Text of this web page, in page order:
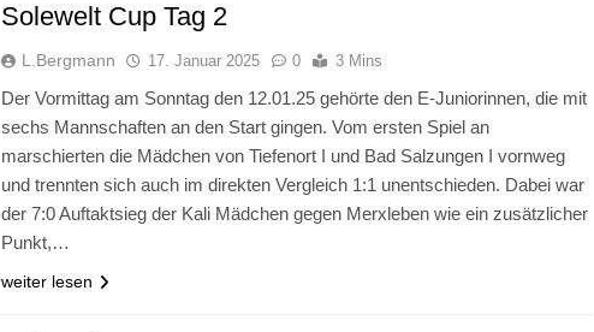
Solewelt Cup Tag 2
L.Bergmann 17. Januar 2025 0 3 Mins
Der Vormittag am Sonntag den 12.01.25 gehörte den E-Juniorinnen, die mit
sechs Mannschaften an den Start gingen. Vom ersten Spiel an
marschierten die Mädchen von Tiefenort I und Bad Salzungen I vornweg
und trennten sich auch im direkten Vergleich 1:1 unentschieden. Dabei war
der 7:0 Auftaktsieg der Kali Mädchen gegen Merxleben wie ein zusätzlicher
Punkt,…
weiter lesen